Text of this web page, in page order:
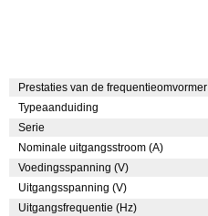
Prestaties van de frequentieomvormer
Typeaanduiding
Serie
Nominale uitgangsstroom (A)
Voedingsspanning (V)
Uitgangsspanning (V)
Uitgangsfrequentie (Hz)